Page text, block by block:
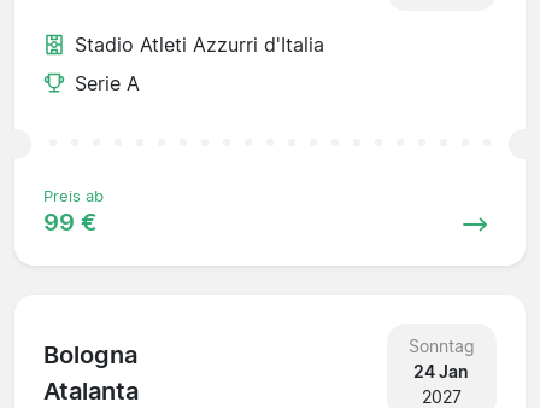
Stadio Atleti Azzurri d'Italia
Serie A
Preis ab
99 €
Bologna
Atalanta
Sonntag
24 Jan
2027